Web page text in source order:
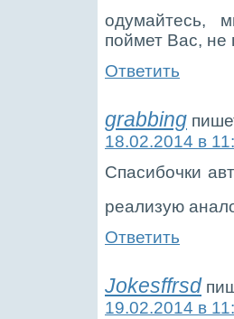
одумайтесь,
поймет Вас, не
Ответить
grabbing
18.02.2014 в
Спасибочки
реализую
Ответить
Jokesffrsd
19.02.2014 в